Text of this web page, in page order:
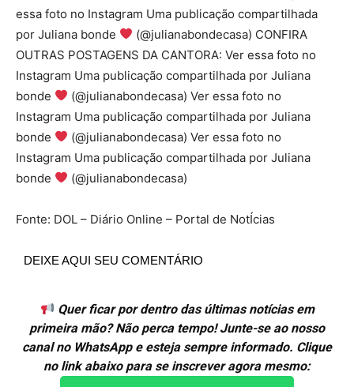
essa foto no Instagram Uma publicação compartilhada
por Juliana bonde
(@julianabondecasa) CONFIRA
OUTRAS POSTAGENS DA CANTORA: Ver essa foto no
Instagram Uma publicação compartilhada por Juliana
bonde
(@julianabondecasa) Ver essa foto no
Instagram Uma publicação compartilhada por Juliana
bonde
(@julianabondecasa) Ver essa foto no
Instagram Uma publicação compartilhada por Juliana
bonde
(@julianabondecasa)
Fonte: DOL – Diário Online – Portal de NotÍcias
DEIXE AQUI SEU COMENTÁRIO
Quer ficar por dentro das últimas notícias em
primeira mão? Não perca tempo! Junte-se ao nosso
canal no WhatsApp e esteja sempre informado. Clique
no link abaixo para se inscrever agora mesmo: